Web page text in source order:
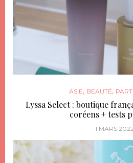
ASIE, BEAUTÉ,
Lyssa Select : boutique
coréens + tests
1 MARS 2022